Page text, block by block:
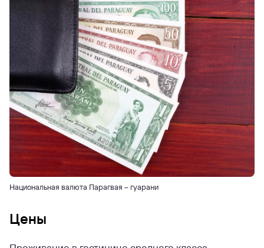
Национальная валюта Парагвая – гуарани
Цены